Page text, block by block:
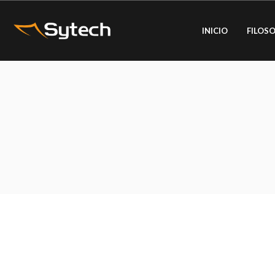
INICIO